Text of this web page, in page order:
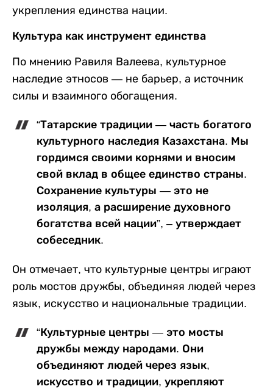
укрепления единства нации.
Культура как инструмент единства
По мнению Равиля Валеева, культурное
наследие этносов — не барьер, а источник
силы и взаимного обогащения.
“Татарские традиции — часть богатого
культурного наследия Казахстана. Мы
гордимся своими корнями и вносим
свой вклад в общее единство страны.
Сохранение культуры — это не
изоляция, а расширение духовного
богатства всей нации”, – утверждает
собеседник.
Он отмечает, что культурные центры играют
роль мостов дружбы, объединяя людей через
язык, искусство и национальные традиции.
“Культурные центры — это мосты
дружбы между народами. Они
объединяют людей через язык,
искусство и традиции, укрепляют